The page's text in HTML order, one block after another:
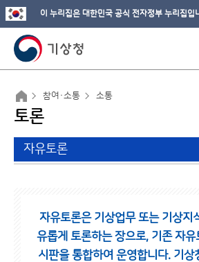
이 누리집은 대한민국 공식 전자정부 누리집입
참여·소통 소통
토론
자유토론
자유토론은 기상업무 또는 기상지
유롭게 토론하는 장으로, 기존 자유
시판을 통합하여 운영합니다. 기상